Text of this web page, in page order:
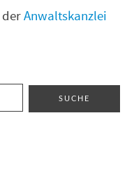
der Anwaltskanzlei